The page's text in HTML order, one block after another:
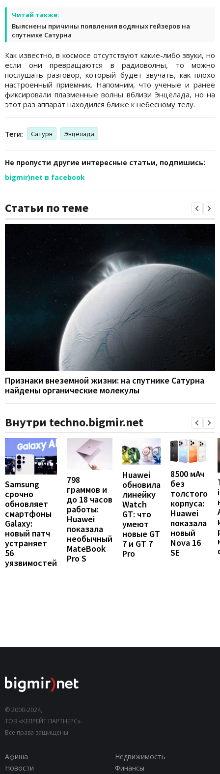
Читай также:
Выяснены причины появления водяных гейзеров на
спутнике Сатурна
Как известно, в космосе отсутствуют какие-либо звуки, но
если они превращаются в радиоволны, то можно
послушать разговор, который будет звучать, как плохо
настроенный приемник. Напомним, что ученые и ранее
фиксировали плазменные волны вблизи Энцелада, но на
этот раз аппарат находился ближе к небесному телу.
Теги: Сатурн Энцелада
Не пропусти другие интересные статьи, подпишись:
bigmir)net в facebook
Статьи по теме
Признаки внеземной жизни: на спутнике Сатурна
найдены органические молекулы
Внутри techno.bigmir.net
Samsung
срочно
обновляет
смартфоны
Galaxy:
новый патч
устраняет
56
уязвимостей
798
граммов и
до 18 часов
работы:
Huawei
показала
необычный
MateBook
Pro S
Huawei
обновила
линейку
Watch
GT: что
умеют
новые GT
7 и GT 7
Pro
8500 мАч
без
толстого
корпуса:
Huawei
показала
новый
Nova 16
SE
© 2000-2024,
ТОВ «КЕПРЕЙТ ПАРТНЕРС».
Все права защищены.
Афиша
Недвижимость
Новости
Финансы